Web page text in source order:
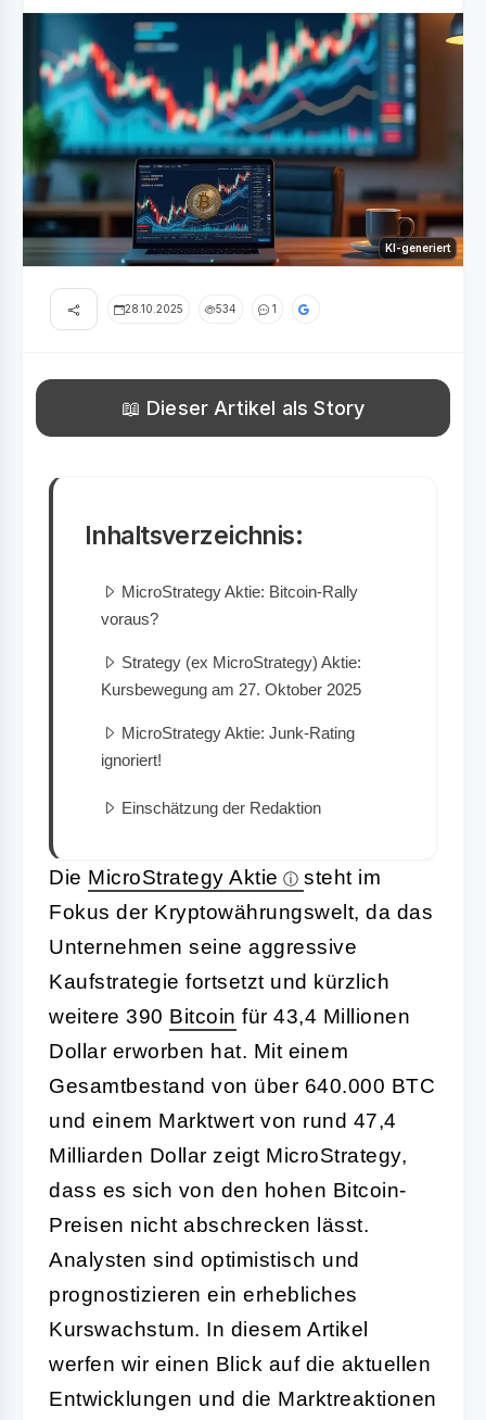
KI-generiert
28.10.2025 534 1
📖 Dieser Artikel als Story
Inhaltsverzeichnis:
MicroStrategy Aktie: Bitcoin-Rally
voraus?
Strategy (ex MicroStrategy) Aktie:
Kursbewegung am 27. Oktober 2025
MicroStrategy Aktie: Junk-Rating
ignoriert!
Einschätzung der Redaktion
Die MicroStrategy Aktie
steht im
Fokus der Kryptowährungswelt, da das
Unternehmen seine aggressive
Kaufstrategie fortsetzt und kürzlich
weitere 390 Bitcoin für 43,4 Millionen
Dollar erworben hat. Mit einem
Gesamtbestand von über 640.000 BTC
und einem Marktwert von rund 47,4
Milliarden Dollar zeigt MicroStrategy,
dass es sich von den hohen Bitcoin-
Preisen nicht abschrecken lässt.
Analysten sind optimistisch und
prognostizieren ein erhebliches
Kurswachstum. In diesem Artikel
werfen wir einen Blick auf die aktuellen
Entwicklungen und die Marktreaktionen